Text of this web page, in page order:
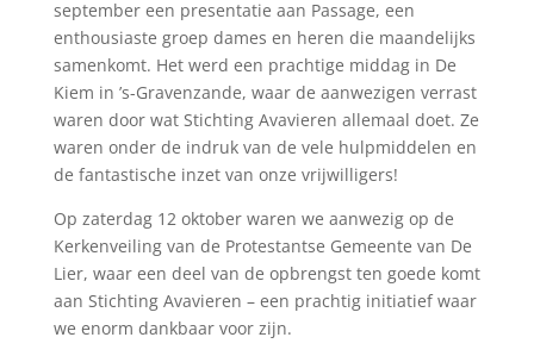
september een presentatie aan Passage, een
enthousiaste groep dames en heren die maandelijks
samenkomt. Het werd een prachtige middag in De
Kiem in ’s-Gravenzande, waar de aanwezigen verrast
waren door wat Stichting Avavieren allemaal doet. Ze
waren onder de indruk van de vele hulpmiddelen en
de fantastische inzet van onze vrijwilligers!
Op zaterdag 12 oktober waren we aanwezig op de
Kerkenveiling van de Protestantse Gemeente van De
Lier, waar een deel van de opbrengst ten goede komt
aan Stichting Avavieren – een prachtig initiatief waar
we enorm dankbaar voor zijn.